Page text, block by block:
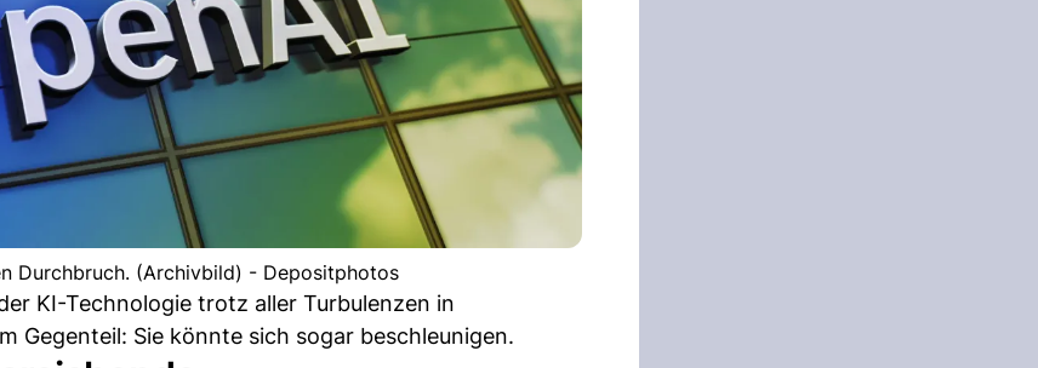
Durchbruch. (Archivbild) - Depositphotos
KI-Technologie trotz aller Turbulenzen in
Gegenteil: Sie könnte sich sogar beschleunigen.